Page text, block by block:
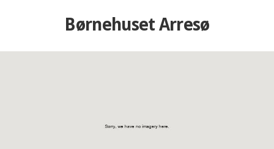
Børnehuset Arresø